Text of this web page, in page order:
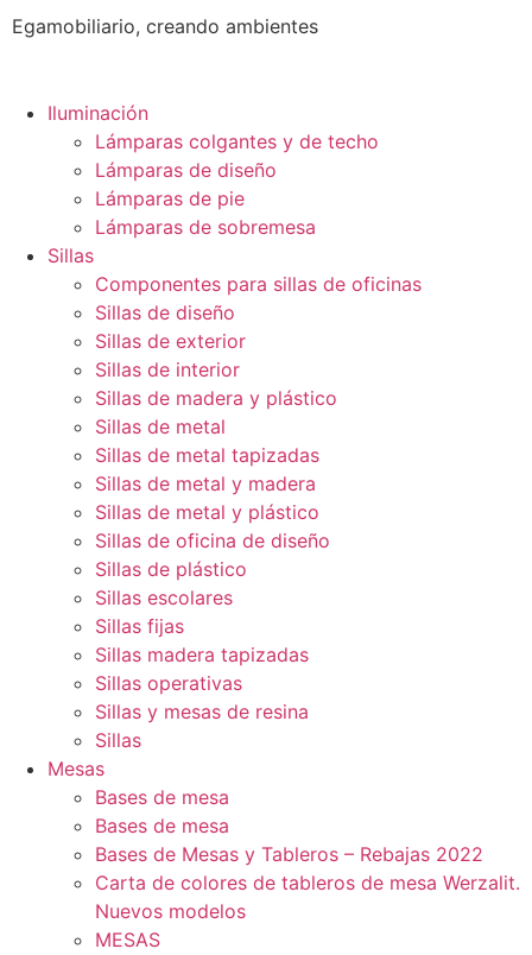
Egamobiliario, creando ambientes
Iluminación
Lámparas colgantes y de techo
Lámparas de diseño
Lámparas de pie
Lámparas de sobremesa
Sillas
Componentes para sillas de oficinas
Sillas de diseño
Sillas de exterior
Sillas de interior
Sillas de madera y plástico
Sillas de metal
Sillas de metal tapizadas
Sillas de metal y madera
Sillas de metal y plástico
Sillas de oficina de diseño
Sillas de plástico
Sillas escolares
Sillas fijas
Sillas madera tapizadas
Sillas operativas
Sillas y mesas de resina
Sillas
Mesas
Bases de mesa
Bases de mesa
Bases de Mesas y Tableros – Rebajas 2022
Carta de colores de tableros de mesa Werzalit.
Nuevos modelos
MESAS